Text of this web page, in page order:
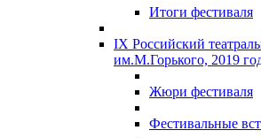
Итоги фестиваля
IX Российский
им.М.Горького, 2019
Жюри фестиваля
Фестивальные